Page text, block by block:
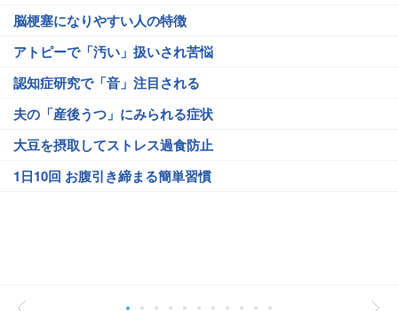
脳梗塞になりやすい人の特徴
アトピーで「汚い」扱いされ苦悩
認知症研究で「音」注目される
夫の「産後うつ」にみられる症状
大豆を摂取してストレス過食防止
1日10回 お腹引き締まる簡単習慣